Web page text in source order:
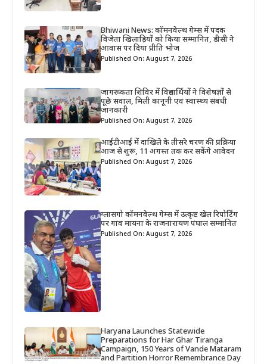
Bhiwani News: कॉमनवेल्थ गेम्स में पदक
विजेता खिलाड़ियों को किया सम्मानित, डीसी ने
आवास पर दिया प्रीति भोज
Published On: August 7, 2026
जागरूकता शिविर में विद्यार्थियों ने विशेषज्ञों से
पूछे सवाल, मिली कानूनी एवं स्वास्थ्य संबंधी
जानकारी
Published On: August 7, 2026
आईटीआई में दाखिले के तीसरे चरण की प्रक्रिया
आज से शुरू, 11 अगस्त तक कर सकेंगे आवेदन
Published On: August 7, 2026
ग्लासगो कॉमनवेल्थ गेम्स में उत्कृष्ट खेल रिपोर्टिंग
पर गांव मायना के राजनारायण पंघाल सम्मानित
Published On: August 7, 2026
Haryana Launches Statewide
Preparations for Har Ghar Tiranga
Campaign, 150 Years of Vande Mataram
and Partition Horror Remembrance Day